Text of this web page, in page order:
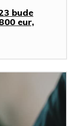
bude
eur,